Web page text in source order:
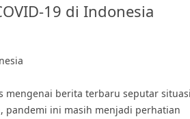
19 di Indonesia
mengenai berita terbaru seputar situasi
pandemi ini masih menjadi perhatian